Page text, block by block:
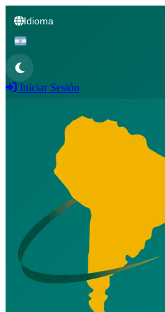
Idioma
Iniciar Sesión